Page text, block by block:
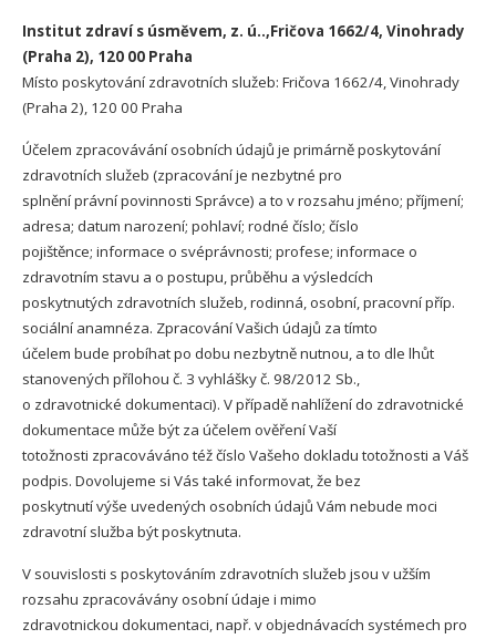
Institut zdraví s úsměvem, z. ú..,Fričova 1662/4, Vinohrady
(Praha 2), 120 00 Praha
Místo poskytování zdravotních služeb: Fričova 1662/4, Vinohrady
(Praha 2), 120 00 Praha
Účelem zpracovávání osobních údajů je primárně poskytování
zdravotních služeb (zpracování je nezbytné pro
splnění právní povinnosti Správce) a to v rozsahu jméno; příjmení;
adresa; datum narození; pohlaví; rodné číslo; číslo
pojištěnce; informace o svéprávnosti; profese; informace o
zdravotním stavu a o postupu, průběhu a výsledcích
poskytnutých zdravotních služeb, rodinná, osobní, pracovní příp.
sociální anamnéza. Zpracování Vašich údajů za tímto
účelem bude probíhat po dobu nezbytně nutnou, a to dle lhůt
stanovených přílohou č. 3 vyhlášky č. 98/2012 Sb.,
o zdravotnické dokumentaci). V případě nahlížení do zdravotnické
dokumentace může být za účelem ověření Vaší
totožnosti zpracováváno též číslo Vašeho dokladu totožnosti a Váš
podpis. Dovolujeme si Vás také informovat, že bez
poskytnutí výše uvedených osobních údajů Vám nebude moci
zdravotní služba být poskytnuta.
V souvislosti s poskytováním zdravotních služeb jsou v užším
rozsahu zpracovávány osobní údaje i mimo
zdravotnickou dokumentaci, např. v objednávacích systémech pro